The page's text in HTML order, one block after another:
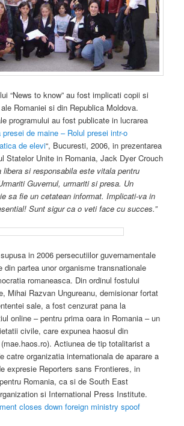
“News to know” au fost implicati copii si
Romaniei si din Republica Moldova.
programului au fost publicate in lucrarea
de maine – Rolul presei intr-o
de elevi“, Bucuresti, 2006, in prezentarea
Statelor Unite in Romania, Jack Dyer Crouch
libera si responsabila este vitala pentru
Guvernul, urmariti si presa. Un
sa fie un cetatean informat. Implicati-va in
Sunt sigur ca o veti face cu succes.”
in 2006 persecutiilor guvernamentale
din partea unor organisme transnationale
romaneasca. Din ordinul fostului
Mihai Razvan Ungureanu, demisionar fortat
sale, a fost cenzurat pana la
online – pentru prima oara in Romania – un
civile, care expunea haosul din
Actiunea de tip totalitarist a
catre organizatia internationala de aparare a
expresie Reporters sans Frontieres, in
Romania, ca si de South East
si International Press Institute.
closes down foreign ministry spoof